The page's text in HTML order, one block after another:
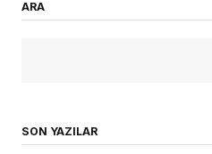
ARA
SON YAZILAR